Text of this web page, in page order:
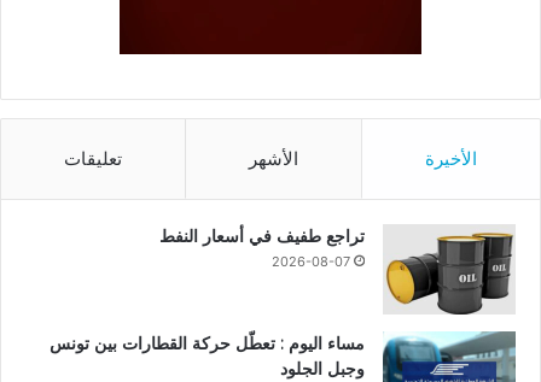
الأخيرة الأشهر تعليقات
تراجع طفيف في أسعار النفط
2026-08-07
مساء اليوم : تعطّل حركة القطارات بين تونس
وجبل الجلود